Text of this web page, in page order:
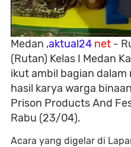
Medan ,aktual24 net -
(Rutan) Kelas I Medan
ikut ambil bagian
hasil karya warga
Prison Products And
Rabu (23/04).
Acara yang digelar di